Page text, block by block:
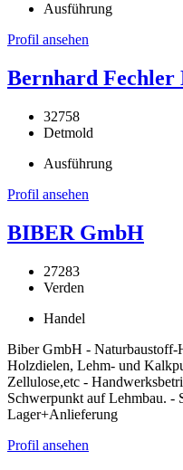
Ausführung
Profil ansehen
Bernhard Fechler
32758
Detmold
Ausführung
Profil ansehen
BIBER GmbH
27283
Verden
Handel
Biber GmbH - Naturbaustoff-
Holzdielen, Lehm- und
Zellulose,etc -
Schwerpunkt auf Lehmbau. -
Lager+Anlieferung
Profil ansehen